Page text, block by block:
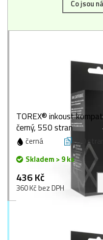
Co jsou
TOREX® inkoust
černý, 550 stran
černá 550
Skladem > 9 ks
436 Kč
360 Kč bez DPH